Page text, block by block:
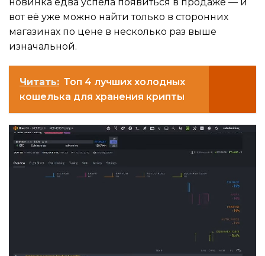
вот её уже можно найти только в сторонних
магазинах по цене в несколько раз выше
изначальной.
Читать: Топ 4 лучших холодных
кошелька для хранения крипты